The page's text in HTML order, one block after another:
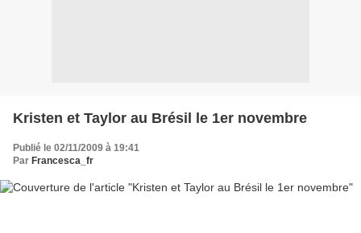
Kristen et Taylor au Brésil le 1er novembre
Publié le 02/11/2009 à 19:41
Par Francesca_fr